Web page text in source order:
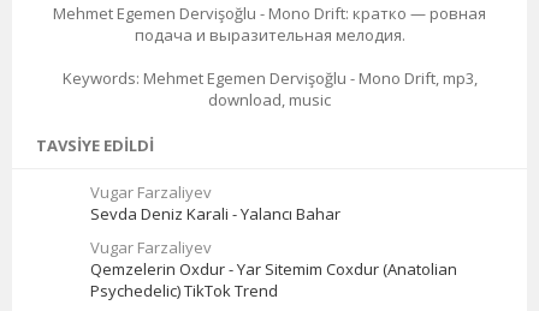
Mehmet Egemen Dervişoğlu - Mono Drift: кратко — ровная
подача и выразительная мелодия.
Keywords: Mehmet Egemen Dervişoğlu - Mono Drift, mp3,
download, music
TAVSIYE EDILDI
Vugar Farzaliyev
Sevda Deniz Karali - Yalancı Bahar
Vugar Farzaliyev
Qemzelerin Oxdur - Yar Sitemim Coxdur (Anatolian
Psychedelic) TikTok Trend